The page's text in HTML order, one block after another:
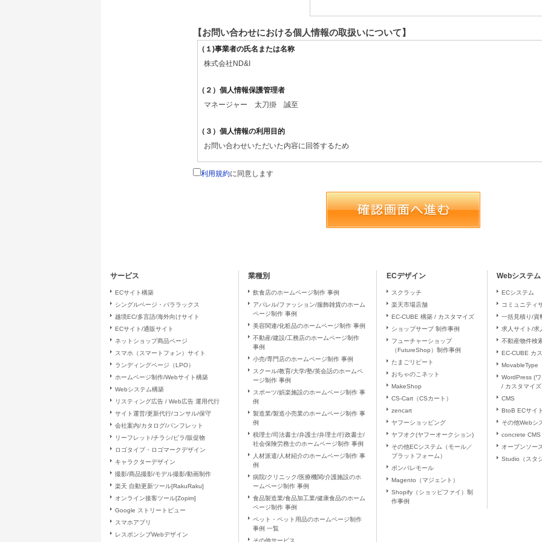
【お問い合わせにおける個人情報の取扱いについて】
（１)事業者の氏名または名称
株式会社ND&I
（２）個人情報保護管理者
マネージャー 太刀掛 誠至
（３）個人情報の利用目的
お問い合わせいただいた内容に回答するため
（４）個人情報の第三者提供について
取得した個人情報の取扱いの全部又は、一部を委託することはありません。
ご本人からの求めにより、当社が保有する開示対象個人情報の利用目的の通知・開示・内容の訂正・追
の停止・消去および第三者への提供の停止（「開示等」といいます。）に応じます。
開示等に応ずる窓口は、お問合せいただきました当該部署になります。
（７）本人が容易に認識できない方法による個人情報の取得
クッキーやウェブビーコン等を用いるなどして、本人が容易に認識できない方法による個人情報の取得
（８）個人情報の安全管理措置について
取得した個人情報については、漏洩、減失またはき損の防止と是正、その他個人情報の安全管理のため
置を講じます。 お問合せへの回答後、取得した個人情報は当社内において削除致します。
（９）個人情報保護方針
当社ホームページの個人情報保護方針をご覧下さい。
（１０）ご本人の権利の尊重
当社に対する個人情報のご提供は、ご本人様の任意のご意思によります。ただし、ご本人様が個人情報
た場合、当社は、上記「個人情報の利用目的」に記載の各種サービスのご提供やお問い合わせ等のご対
ございます。また、これによりご本人様が被った損害（逸失利益を含む）、不利益等について、当社は
利用規約に同意します
サービス
ECサイト構築
シングルページ・パララックス
越境EC/多言語/海外向けサイト
ECサイト/通販サイト
ネットショップ商品ページ
スマホ（スマートフォン）サイト
ランディングページ（LPO）
ホームページ制作/Webサイト構築
Webシステム構築
リスティング広告 / Web広告 運用代行
サイト運営/更新代行/コンサル/保守
会社案内/カタログ/パンフレット
リーフレット/チラシ/ビラ/販促物
ロゴタイプ・ロゴマークデザイン
キャラクターデザイン
撮影/商品撮影/モデル撮影/動画制作
楽天 自動更新ツール[RakuRaku]
オンライン接客ツール[Zopim]
Google ストリートビュー
スマホアプリ
レスポンシブWebデザイン
業種別
飲食店のホームページ制作 事例
アパレル/ファッション/服飾雑貨のホーム
ページ制作 事例
美容関連/化粧品のホームページ制作 事例
不動産/建設/工務店のホームページ制作
事例
小売/専門店のホームページ制作 事例
スクール/教育/大学/塾/英会話のホームペ
ージ制作 事例
スポーツ/娯楽施設のホームページ制作 事
例
製造業/製造小売業のホームページ制作 事
例
税理士/司法書士/弁護士/弁理士/行政書士/
社会保険労務士のホームページ制作 事例
人材派遣/人材紹介のホームページ制作 事
例
病院/クリニック/医療機関/介護施設のホ
ームページ制作 事例
食品製造業/食品加工業/健康食品のホーム
ページ制作 事例
ペット・ペット用品のホームページ制作
事例 一覧
その他サービス
ECデザイン
スクラッチ
楽天市場店舗
EC-CUBE 構築 / カスタマイズ
ショップサーブ 制作事例
フューチャーショップ
（FutureShop）制作事例
たまごリピート
おちゃのこネット
MakeShop
CS-Cart（CSカート）
zencart
ヤフーショッピング
ヤフオク(ヤフーオークション)
その他ECシステム（モール／
プラットフォーム）
ポンパレモール
Magento（マジェント）
Shopify（ショッピファイ）制
作事例
Webシステム
ECシステム
コミュニティ
一括見積り/資
求人サイト/求
不動産物件検
EC-CUBE カ
MovableType
WordPress (
/ カスタマイズ
CMS
BtoB ECサイ
その他Webシ
concrete CMS
オープンソース
Studio（スタ